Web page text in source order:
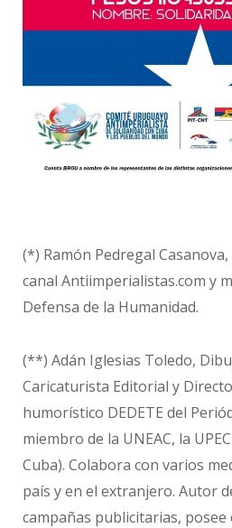
(*) Ramón Pedregal
canal Antiimperialistas.com y
Defensa de la Humanidad.
(**) Adán Iglesias Toledo,
Caricaturista Editorial y
humorístico DEDETE del
miembro de la UNEAC, la
Cuba). Colabora con varios
país y en el extranjero. Autor
campañas publicitarias,